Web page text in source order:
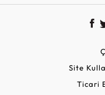
Site
Ticari